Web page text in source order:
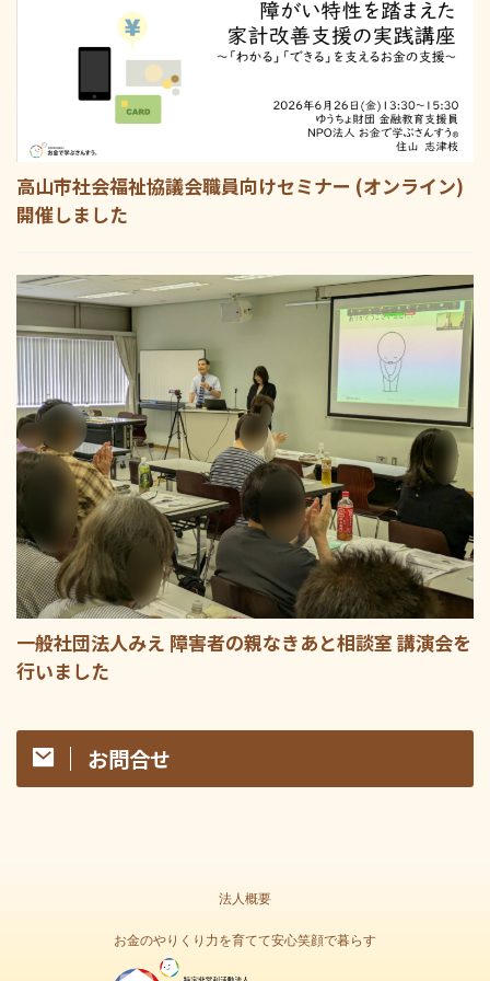
高山市社会福祉協議会職員向けセミナー (オンライン)
開催しました
一般社団法人みえ 障害者の親なきあと相談室 講演会を
行いました
お問合せ
法人概要
お金のやりくり力を育てて安心笑顔で暮らす